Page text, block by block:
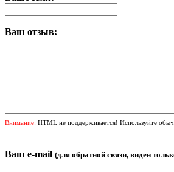
Ваш отзыв:
Внимание: HTML не поддерживается! Используйте
Ваш e-mail (для обратной связи, виден